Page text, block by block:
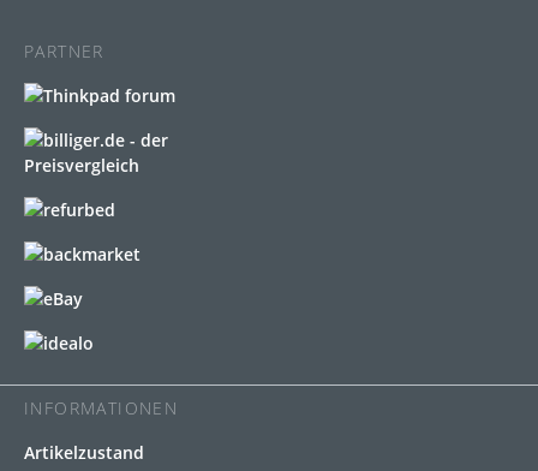
PARTNER
INFORMATIONEN
Artikelzustand